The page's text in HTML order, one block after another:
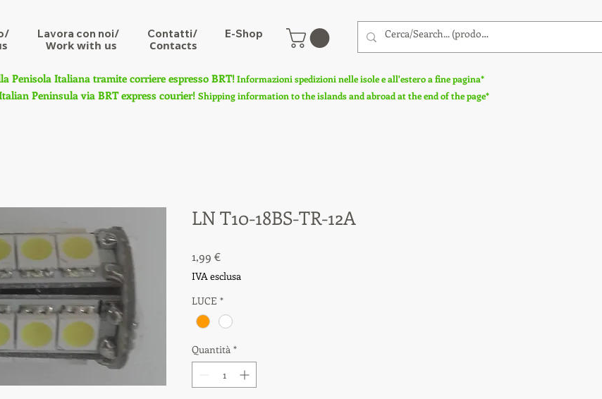
Lavora con noi/ Contatti/ E-Shop
Work with us Contacts
Penisola Italiana tramite corriere espresso BRT!Informazioni spedizioni nelle isole e all'estero a fine pagina*
Peninsula via BRT express courier! Shipping information to the islands and abroad at the end of the page*
LN T10-18BS-TR-12A
1,99 €Prezzo
IVA esclusa
LUCE *
Quantità *